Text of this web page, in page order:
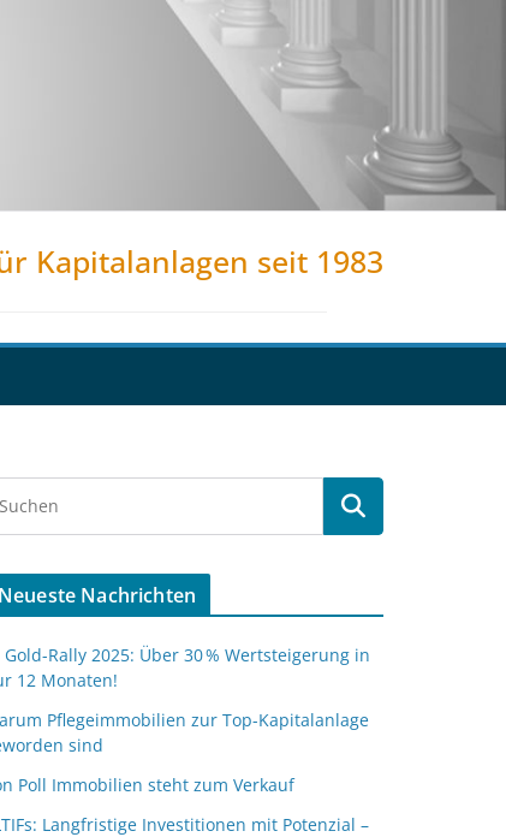
Kapitalanlagen seit 1983
Neueste Nachrichten
Gold-Rally 2025: Über 30 % Wertsteigerung in
12 Monaten!
Pflegeimmobilien zur Top-Kapitalanlage
sind
Poll Immobilien steht zum Verkauf
Langfristige Investitionen mit Potenzial –